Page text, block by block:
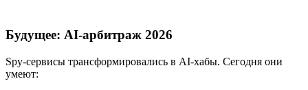
Будущее: AI-арбитраж 2026
Spy-сервисы трансформировались в AI-хабы. Сегодня они
умеют: